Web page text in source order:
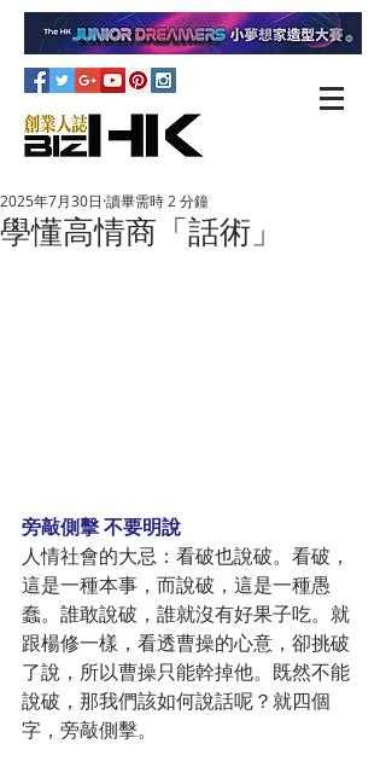
學懂高情商「話術」
2025年7月30日 讀畢需時 2 分鐘
旁敲側擊 不要明說
人情社會的大忌：看破也說破。看破，
這是一種本事，而說破，這是一種愚
蠢。誰敢說破，誰就沒有好果子吃。就
跟楊修一樣，看透曹操的心意，卻挑破
了說，所以曹操只能幹掉他。既然不能
說破，那我們該如何說話呢？就四個
字，旁敲側擊。